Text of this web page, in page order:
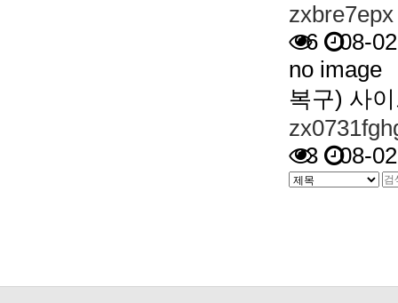
zxbre7epx
6 08-02
no image
복구) 사
3 08-02